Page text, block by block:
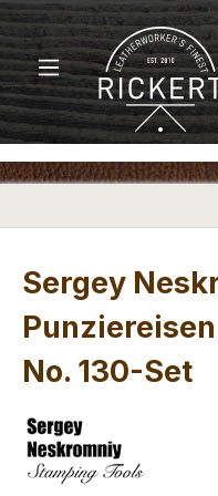
Zum Hauptinhalt
Sergey
No. 130-Set